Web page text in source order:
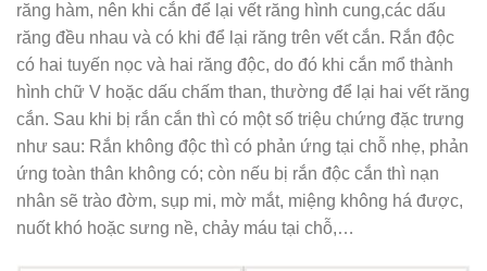
răng hàm, nên khi cắn để lại vết răng hình cung,các dấu
răng đều nhau và có khi để lại răng trên vết cắn. Rắn độc
có hai tuyến nọc và hai răng độc, do đó khi cắn mổ thành
hình chữ V hoặc dấu chấm than, thường để lại hai vết răng
cắn. Sau khi bị rắn cắn thì có một số triệu chứng đặc trưng
như sau: Rắn không độc thì có phản ứng tại chỗ nhẹ, phản
ứng toàn thân không có; còn nếu bị rắn độc cắn thì nạn
nhân sẽ trào đờm, sụp mi, mờ mắt, miệng không há được,
nuốt khó hoặc sưng nề, chảy máu tại chỗ,…